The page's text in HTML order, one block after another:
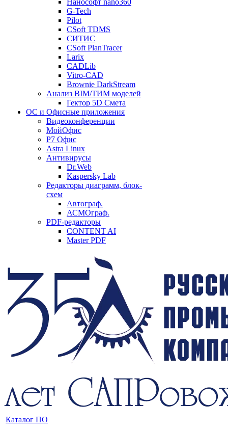
Нанософт nano360
G-Tech
Pilot
CSoft TDMS
СИТИС
CSoft PlanTracer
Larix
CADLib
Vitro-CAD
Brownie DarkStream
Анализ BIM/ТИМ моделей
Гектор 5D Смета
ОС и Офисные приложения
Видеоконференции
МойОфис
P7 Офис
Astra Linux
Антивирусы
Dr.Web
Kaspersky Lab
Редакторы диаграмм, блок-
схем
Автограф.
АСМОграф.
PDF-редакторы
CONTENT AI
Master PDF
Каталог ПО